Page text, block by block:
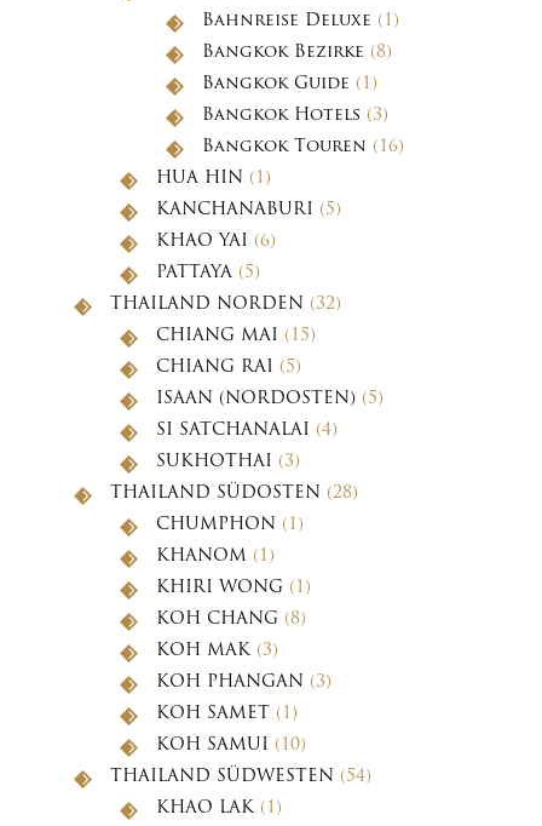
Bahnreise Deluxe (1)
Bangkok Bezirke (8)
Bangkok Guide (1)
Bangkok Hotels (3)
Bangkok Touren (16)
HUA HIN (1)
KANCHANABURI (5)
KHAO YAI (6)
PATTAYA (5)
THAILAND NORDEN (32)
CHIANG MAI (15)
CHIANG RAI (5)
ISAAN (NORDOSTEN) (5)
SI SATCHANALAI (4)
SUKHOTHAI (3)
THAILAND SÜDOSTEN (28)
CHUMPHON (1)
KHANOM (1)
KHIRI WONG (1)
KOH CHANG (8)
KOH MAK(3)
KOH PHANGAN (3)
KOH SAMET (1)
KOH SAMUI (10)
THAILAND SÜDWESTEN (54)
KHAO LAK(1)